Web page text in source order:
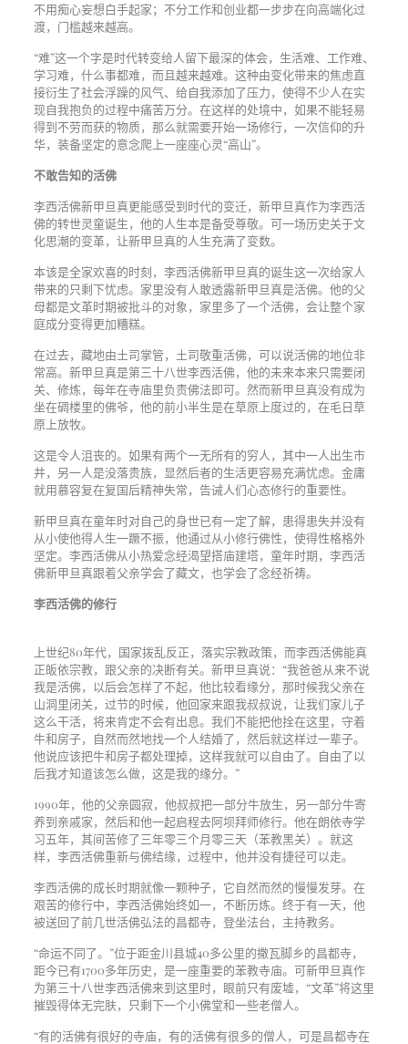
不用痴心妄想白手起家；不分工作和创业都一步步在向高端化过
渡，门槛越来越高。
“难”这一个字是时代转变给人留下最深的体会，生活难、工作难、
学习难，什么事都难，而且越来越难。这种由变化带来的焦虑直
接衍生了社会浮躁的风气、给自我添加了压力，使得不少人在实
现自我抱负的过程中痛苦万分。在这样的处境中，如果不能轻易
得到不劳而获的物质，那么就需要开始一场修行，一次信仰的升
华，装备坚定的意念爬上一座座心灵“高山”。
不敢告知的活佛
李西活佛新甲旦真更能感受到时代的变迁，新甲旦真作为李西活
佛的转世灵童诞生，他的人生本是备受尊敬。可一场历史关于文
化思潮的变革，让新甲旦真的人生充满了变数。
本该是全家欢喜的时刻，李西活佛新甲旦真的诞生这一次给家人
带来的只剩下忧虑。家里没有人敢透露新甲旦真是活佛。他的父
母都是文革时期被批斗的对象，家里多了一个活佛，会让整个家
庭成分变得更加糟糕。
在过去，藏地由土司掌管，土司敬重活佛，可以说活佛的地位非
常高。新甲旦真是第三十八世李西活佛，他的未来本来只需要闭
关、修炼，每年在寺庙里负责佛法即可。然而新甲旦真没有成为
坐在碉楼里的佛爷，他的前小半生是在草原上度过的，在毛日草
原上放牧。
这是令人沮丧的。如果有两个一无所有的穷人，其中一人出生市
井，另一人是没落贵族，显然后者的生活更容易充满忧虑。金庸
就用慕容复在复国后精神失常，告诫人们心态修行的重要性。
新甲旦真在童年时对自己的身世已有一定了解，患得患失并没有
从小使他得人生一蹶不振，他通过从小修行佛性，使得性格格外
坚定。李西活佛从小热爱念经渴望搭庙建塔，童年时期，李西活
佛新甲旦真跟着父亲学会了藏文，也学会了念经祈祷。
李西活佛的修行
上世纪80年代，国家拨乱反正，落实宗教政策，而李西活佛能真
正皈依宗教，跟父亲的决断有关。新甲旦真说：“我爸爸从来不说
我是活佛，以后会怎样了不起，他比较看缘分，那时候我父亲在
山洞里闭关，过节的时候，他回家来跟我叔叔说，让我们家儿子
这么干活，将来肯定不会有出息。我们不能把他拴在这里，守着
牛和房子，自然而然地找一个人结婚了，然后就这样过一辈子。
他说应该把牛和房子都处理掉，这样我就可以自由了。自由了以
后我才知道该怎么做，这是我的缘分。”
1990年，他的父亲圆寂，他叔叔把一部分牛放生，另一部分牛寄
养到亲戚家，然后和他一起启程去阿坝拜师修行。他在朗依寺学
习五年，其间苦修了三年零三个月零三天（苯教黑关）。就这
样，李西活佛重新与佛结缘，过程中，他并没有捷径可以走。
李西活佛的成长时期就像一颗种子，它自然而然的慢慢发芽。在
艰苦的修行中，李西活佛始终如一，不断历炼。终于有一天，他
被送回了前几世活佛弘法的昌都寺，登坐法台，主持教务。
“命运不同了。”位于距金川县城40多公里的撒瓦脚乡的昌都寺，
距今已有1700多年历史，是一座重要的苯教寺庙。可新甲旦真作
为第三十八世李西活佛来到这里时，眼前只有废墟，“文革”将这里
摧毁得体无完肤，只剩下一个小佛堂和一些老僧人。
“有的活佛有很好的寺庙，有的活佛有很多的僧人，可是昌都寺在